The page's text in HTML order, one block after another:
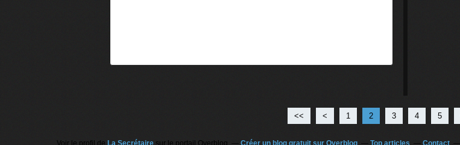
<< < 1 2 3 4 5
Voir le profil de La Secrétaire sur le portail Overblog Créer un blog gratuit sur Overblog Top articles Contact